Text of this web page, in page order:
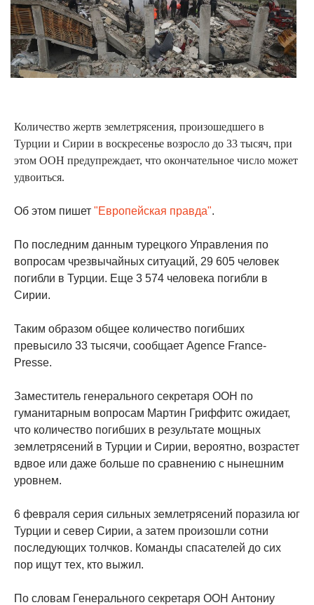
Количество жертв землетрясения, произошедшего в
Турции и Сирии в воскресенье возросло до 33 тысяч, при
этом ООН предупреждает, что окончательное число может
удвоиться.
Об этом пишет "Европейская правда".
По последним данным турецкого Управления по
вопросам чрезвычайных ситуаций, 29 605 человек
погибли в Турции. Еще 3 574 человека погибли в
Сирии.
Таким образом общее количество погибших
превысило 33 тысячи, сообщает Agence France-
Presse.
Заместитель генерального секретаря ООН по
гуманитарным вопросам Мартин Гриффитс ожидает,
что количество погибших в результате мощных
землетрясений в Турции и Сирии, вероятно, возрастет
вдвое или даже больше по сравнению с нынешним
уровнем.
6 февраля серия сильных землетрясений поразила юг
Турции и север Сирии, а затем произошли сотни
последующих толчков. Команды спасателей до сих
пор ищут тех, кто выжил.
По словам Генерального секретаря ООН Антониу